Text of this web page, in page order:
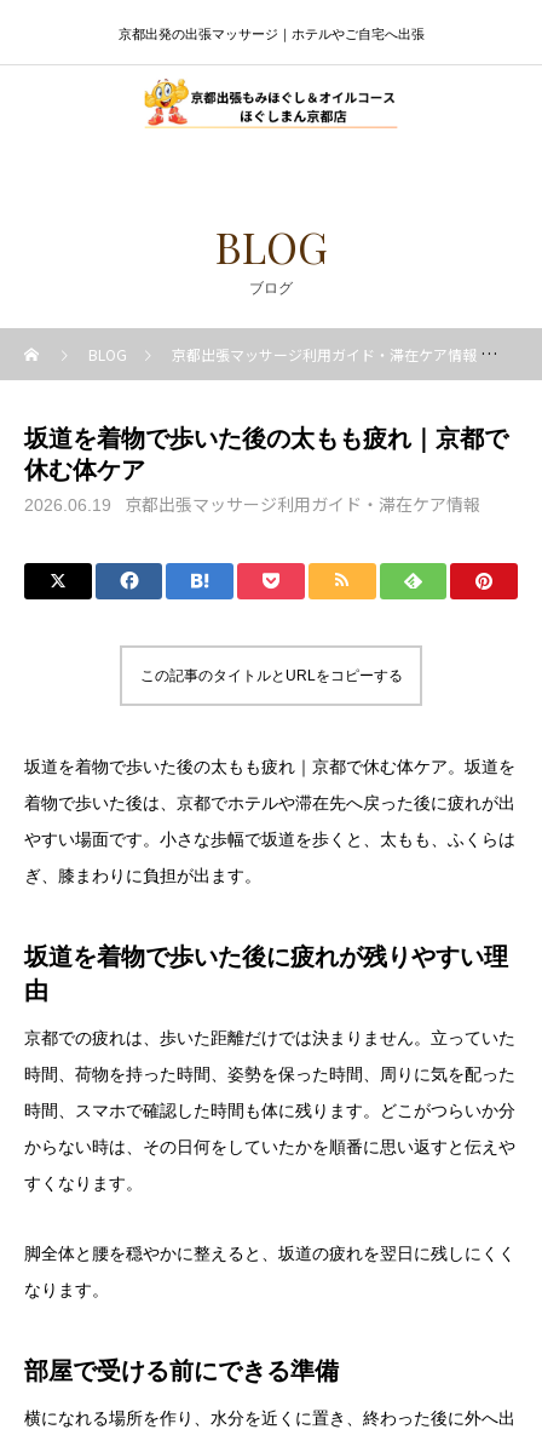
京都出発の出張マッサージ｜ホテルやご自宅へ出張
BLOG
ブログ
BLOG 京都出張マッサージ利用ガイド・滞在ケア情報
坂道を着物で歩いた後の太もも疲れ｜京都で
休む体ケア
2026.06.19 京都出張マッサージ利用ガイド・滞在ケア情報
この記事のタイトルとURLをコピーする
坂道を着物で歩いた後の太もも疲れ｜京都で休む体ケア。坂道を
着物で歩いた後は、京都でホテルや滞在先へ戻った後に疲れが出
やすい場面です。小さな歩幅で坂道を歩くと、太もも、ふくらは
ぎ、膝まわりに負担が出ます。
坂道を着物で歩いた後に疲れが残りやすい理
由
京都での疲れは、歩いた距離だけでは決まりません。立っていた
時間、荷物を持った時間、姿勢を保った時間、周りに気を配った
時間、スマホで確認した時間も体に残ります。どこがつらいか分
からない時は、その日何をしていたかを順番に思い返すと伝えや
すくなります。
脚全体と腰を穏やかに整えると、坂道の疲れを翌日に残しにくく
なります。
部屋で受ける前にできる準備
横になれる場所を作り、水分を近くに置き、終わった後に外へ出